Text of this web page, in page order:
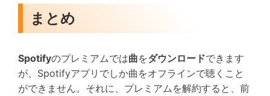
まとめ
Spotifyのプレミアムでは曲をダウンロードできます
が、Spotifyアプリでしか曲をオフラインで聴くこと
ができません。それに、プレミアムを解約すると、前